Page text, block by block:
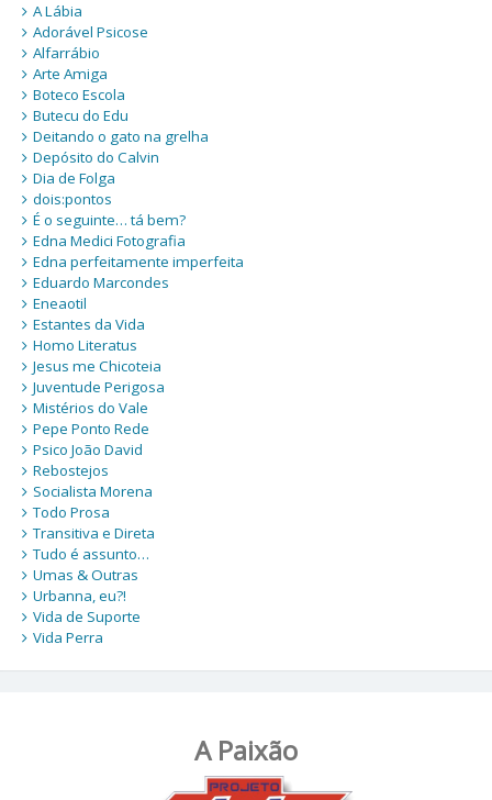
A Lábia
Adorável Psicose
Alfarrábio
Arte Amiga
Boteco Escola
Butecu do Edu
Deitando o gato na grelha
Depósito do Calvin
Dia de Folga
dois:pontos
É o seguinte… tá bem?
Edna Medici Fotografia
Edna perfeitamente imperfeita
Eduardo Marcondes
Eneaotil
Estantes da Vida
Homo Literatus
Jesus me Chicoteia
Juventude Perigosa
Mistérios do Vale
Pepe Ponto Rede
Psico João David
Rebostejos
Socialista Morena
Todo Prosa
Transitiva e Direta
Tudo é assunto…
Umas & Outras
Urbanna, eu?!
Vida de Suporte
Vida Perra
A Paixão